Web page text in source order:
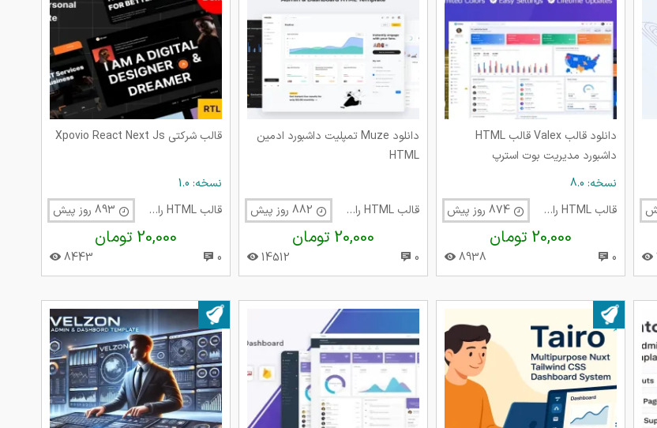
دانلود قالب Valex قالب HTML
داشبورد مدیریت بوت استرپ
نسخه: 8.0
قالب HTML راست چین
20,000 تومان
0
8938
دانلود Muze تمپلیت داشبورد ادمین
HTML
قالب HTML راست چین
20,000 تومان
0
14512
قالب شرکتی Xpovio React Next Js
نسخه: 1.0
قالب HTML راست چین
20,000 تومان
0
8443
بروز شده در ۲۹ تیر ۱۴۰۵